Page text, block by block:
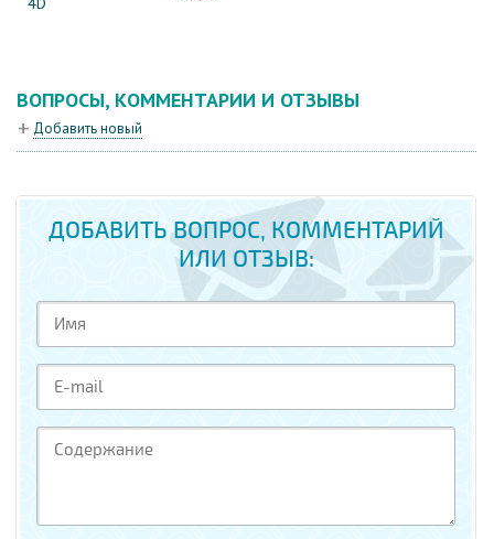
ВОПРОСЫ, КОММЕНТАРИИ И ОТЗЫВЫ
Добавить новый
ДОБАВИТЬ ВОПРОС, КОММЕНТАРИЙ
ИЛИ ОТЗЫВ: